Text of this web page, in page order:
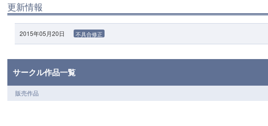
更新情報
2015年05月20日 不具合修正
サークル作品一覧
販売作品